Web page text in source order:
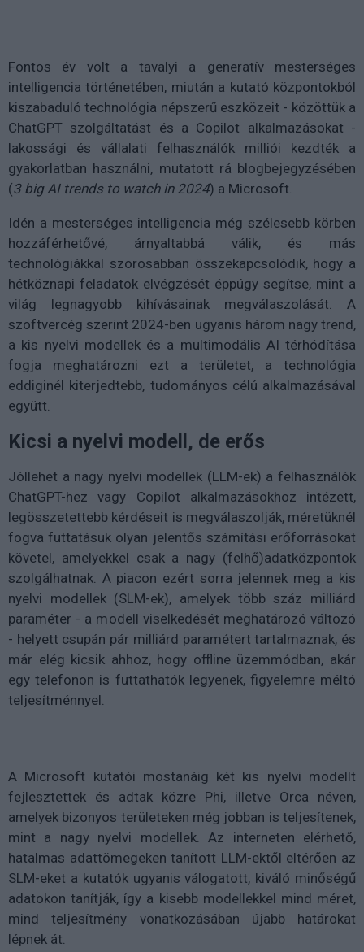
Fontos év volt a tavalyi a generatív mesterséges
intelligencia történetében, miután a kutató központokból
kiszabaduló technológia népszerű eszközeit - közöttük a
ChatGPT szolgáltatást és a Copilot alkalmazásokat -
lakossági és vállalati felhasználók milliói kezdték a
gyakorlatban használni, mutatott rá blogbejegyzésében
(3 big AI trends to watch in 2024) a Microsoft.
Idén a mesterséges intelligencia még szélesebb körben
hozzáférhetővé, árnyaltabbá válik, és más
technológiákkal szorosabban összekapcsolódik, hogy a
hétköznapi feladatok elvégzését éppúgy segítse, mint a
világ legnagyobb kihívásainak megválaszolását. A
szoftvercég szerint 2024-ben ugyanis három nagy trend,
a kis nyelvi modellek és a multimodális AI térhódítása
fogja meghatározni ezt a területet, a technológia
eddiginél kiterjedtebb, tudományos célú alkalmazásával
együtt.
Kicsi a nyelvi modell, de erős
Jóllehet a nagy nyelvi modellek (LLM-ek) a felhasználók
ChatGPT-hez vagy Copilot alkalmazásokhoz intézett,
legösszetettebb kérdéseit is megválaszolják, méretüknél
fogva futtatásuk olyan jelentős számítási erőforrásokat
követel, amelyekkel csak a nagy (felhő)adatközpontok
szolgálhatnak. A piacon ezért sorra jelennek meg a kis
nyelvi modellek (SLM-ek), amelyek több száz milliárd
paraméter - a modell viselkedését meghatározó változó
- helyett csupán pár milliárd paramétert tartalmaznak, és
már elég kicsik ahhoz, hogy offline üzemmódban, akár
egy telefonon is futtathatók legyenek, figyelemre méltó
teljesítménnyel.
A Microsoft kutatói mostanáig két kis nyelvi modellt
fejlesztettek és adtak közre Phi, illetve Orca néven,
amelyek bizonyos területeken még jobban is teljesítenek,
mint a nagy nyelvi modellek. Az interneten elérhető,
hatalmas adattömegeken tanított LLM-ektől eltérően az
SLM-eket a kutatók ugyanis válogatott, kiváló minőségű
adatokon tanítják, így a kisebb modellekkel mind méret,
mind teljesítmény vonatkozásában újabb határokat
lépnek át.